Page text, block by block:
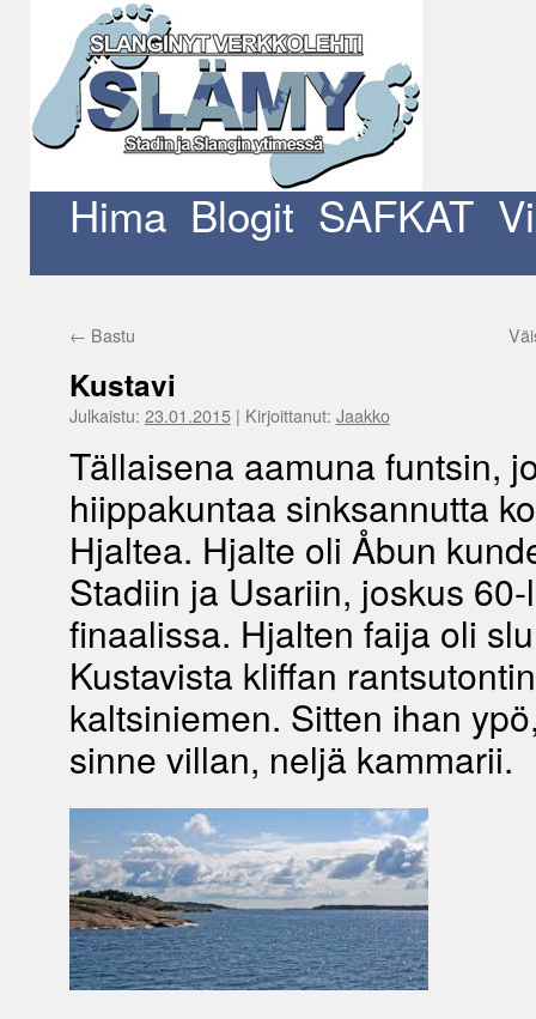
Hima Blogit SAFKAT
← Bastu
Kustavi
Julkaistu: 23.01.2015| Kirjoittanut: Jaakko
Tällaisena aamuna funtsin,
hiippakuntaa sinksannutta
Hjaltea. Hjalte oli Åbun
Stadiin ja Usariin, joskus
finaalissa. Hjalten faija oli
Kustavista kliffan
kaltsiniemen. Sitten ihan
sinne villan, neljä kammarii.